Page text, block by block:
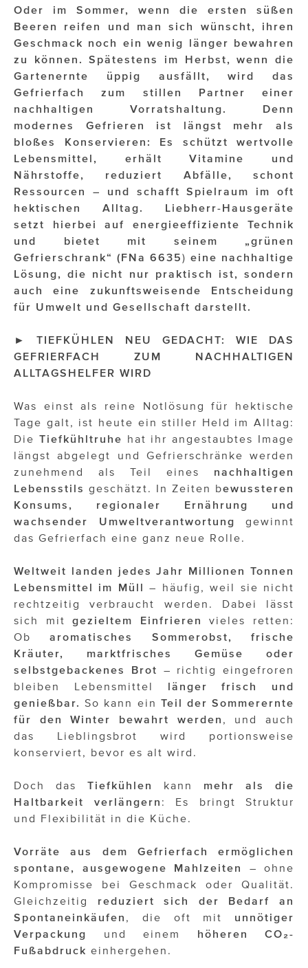
Nina Kraft – Kraft Media Minds
NORMAL
rot weiss rosé
sehen!wutscher
SISTER ACT
St. Peter Stiftskulinarium
Susanne Wuest
The Budims
Upside Down Town Hotel – Neue Post
ÜBER UNS
PRESS CONTACT
Oder im Sommer, wenn die ersten süßen
Beeren reifen und man sich wünscht, ihren
Geschmack noch ein wenig länger bewahren
zu können. Spätestens im Herbst, wenn die
Gartenernte üppig ausfällt, wird das
Gefrierfach zum stillen Partner einer
nachhaltigen Vorratshaltung. Denn
modernes Gefrieren ist längst mehr als
bloßes Konservieren: Es schützt wertvolle
Lebensmittel, erhält Vitamine und
Nährstoffe, reduziert Abfälle, schont
Ressourcen – und schafft Spielraum im oft
hektischen Alltag. Liebherr-Hausgeräte
setzt hierbei auf energieeffiziente Technik
und bietet mit seinem „grünen
Gefrierschrank“ (FNa 6635) eine nachhaltige
Lösung, die nicht nur praktisch ist, sondern
auch eine zukunftsweisende Entscheidung
für Umwelt und Gesellschaft darstellt.
► TIEFKÜHLEN NEU GEDACHT: WIE DAS
GEFRIERFACH ZUM NACHHALTIGEN
ALLTAGSHELFER WIRD
Was einst als reine Notlösung für hektische
Tage galt, ist heute ein stiller Held im Alltag:
Die Tiefkühltruhe hat ihr angestaubtes Image
längst abgelegt und Gefrierschränke werden
zunehmend als Teil eines nachhaltigen
Lebensstils geschätzt. In Zeiten bewussteren
Konsums, regionaler Ernährung und
wachsender Umweltverantwortung gewinnt
das Gefrierfach eine ganz neue Rolle.
Weltweit landen jedes Jahr Millionen Tonnen
Lebensmittel im Müll – häufig, weil sie nicht
rechtzeitig verbraucht werden. Dabei lässt
sich mitgezieltem Einfrieren
vieles retten:
Obaromatisches Sommerobst, frische
Kräuter, marktfrisches Gemüse oder
selbstgebackenes Brot – richtig eingefroren
bleiben Lebensmittel länger frisch und
genießbar. So kann ein Teil der Sommerernte
für den Winter bewahrt werden , und auch
das Lieblingsbrot wird portionsweise
konserviert, bevor es alt wird.
Doch das Tiefkühlen kann mehr als die
Haltbarkeit verlängern : Es bringt Struktur
und Flexibilität in die Küche.
Vorräte aus dem Gefrierfach ermöglichen
spontane, ausgewogene Mahlzeiten – ohne
Kompromisse bei Geschmack oder Qualität.
Gleichzeitig reduziert
sich der Bedarf an
Spontaneinkäufen , die oft mit unnötiger
Verpackung
und einem höheren CO₂-
Fußabdruck einhergehen.